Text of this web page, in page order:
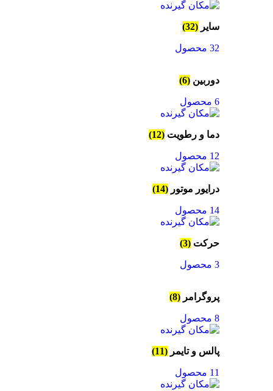
سایر (32)
32 محصول
دوربین (6)
6 محصول
دما و رطویت (12)
12 محصول
درایور موتور (14)
14 محصول
حرکت (3)
3 محصول
پروگرامر (8)
8 محصول
پالس و تایمر (11)
11 محصول